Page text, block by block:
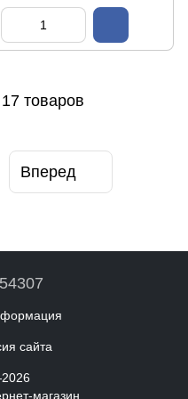
товаров
Вперед
сайта
магазин